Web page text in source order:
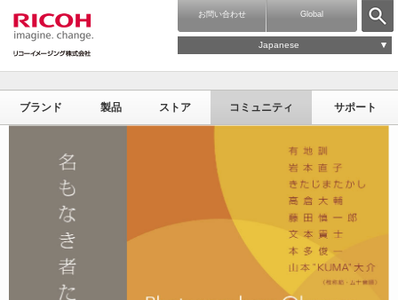
お問い合わせ Global
Japanese
ブランド 製品 ストア コミュニティ サポート